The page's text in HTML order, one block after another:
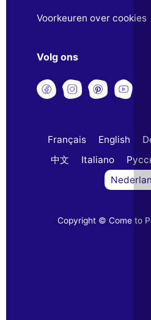
Voorkeuren over cookies
Volg ons
Français English
中文
Italiano
Copyright © Come to